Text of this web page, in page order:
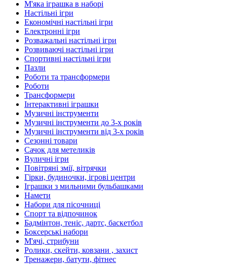
М'яка іграшка в наборі
Настільні ігри
Економічні настільні ігри
Електронні ігри
Розважальні настільні ігри
Розвиваючі настільні ігри
Спортивні настільні ігри
Пазли
Роботи та трансформери
Роботи
Трансформери
Інтерактивні іграшки
Музичні інструменти
Музичні інструменти до 3-х років
Музичні інструменти від 3-х років
Сезонні товари
Сачок для метеликів
Вуличні ігри
Повітряні змії, вітрячки
Гірки, будиночки, ігрові центри
Іграшки з мильними бульбашками
Намети
Набори для пісочниці
Спорт та відпочинок
Бадмінтон, теніс, дартс, баскетбол
Боксерські набори
М'ячі, стрибуни
Ролики, скейти, ковзани , захист
Тренажери, батути, фітнес